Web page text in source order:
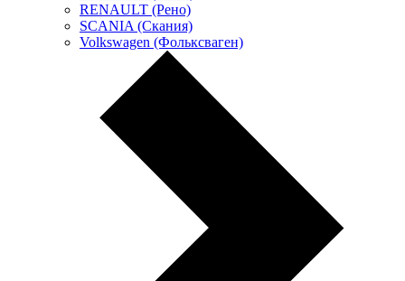
RENAULT (Рено)
SCANIA (Скания)
Volkswagen (Фольксваген)